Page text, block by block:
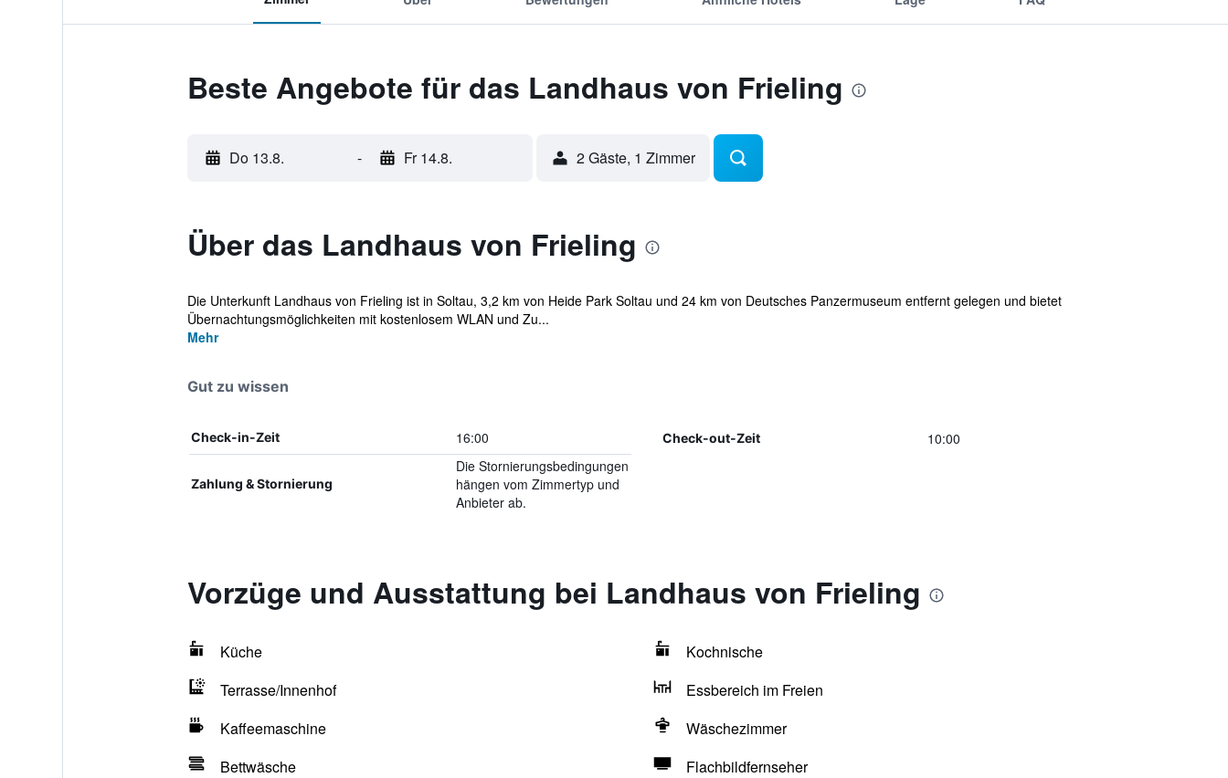
Beste Angebote für das Landhaus von Frieling
Do 13.8. - Fr 14.8. 2 Gäste, 1 Zimmer
Über das Landhaus von Frieling
Die Unterkunft Landhaus von Frieling ist in Soltau, 3,2 km von Heide Park Soltau und 24 km von Deutsches Panzermuseum entfernt gelegen und bietet
Übernachtungsmöglichkeiten mit kostenlosem WLAN und Zu...
Mehr
Gut zu wissen
Check-in-Zeit 16:00 Check-out-Zeit 10:00
Zahlung & Stornierung
Die Stornierungsbedingungen
hängen vom Zimmertyp und
Anbieter ab.
Vorzüge und Ausstattung bei Landhaus von Frieling
Küche
Kochnische
Terrasse/Innenhof
Essbereich im Freien
Kaffeemaschine
Wäschezimmer
Bettwäsche
Flachbildfernseher